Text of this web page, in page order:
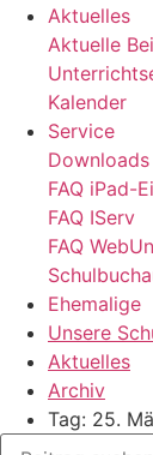
Aktuelles
Aktuelle
Kalender
Service
Downloads
FAQ iPad-
FAQ IServ
FAQ
Ehemalige
Unsere
Aktuelles
Archiv
Tag: 25.
Search